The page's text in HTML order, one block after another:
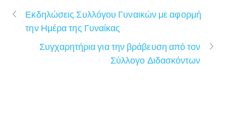
Εκδηλώσεις Συλλόγου Γυναικών με αφορμή
την Ημέρα της Γυναίκας
Συγχαρητήρια για την βράβευση από τον
Σύλλογο Διδασκόντων